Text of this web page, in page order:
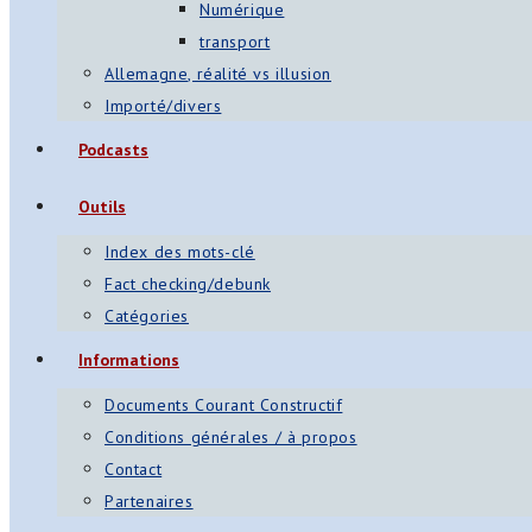
Numérique
transport
Allemagne, réalité vs illusion
Importé/divers
Podcasts
Outils
Index des mots-clé
Fact checking/debunk
Catégories
Informations
Documents Courant Constructif
Conditions générales / à propos
Contact
Partenaires